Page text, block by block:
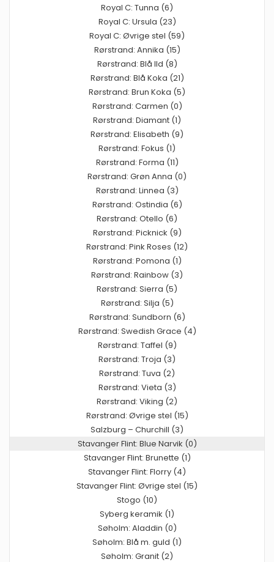
Royal C: Tunna (6)
Royal C: Ursula (23)
Royal C: Øvrige stel (59)
Rørstrand: Annika (15)
Rørstrand: Blå Ild (8)
Rørstrand: Blå Koka (21)
Rørstrand: Brun Koka (5)
Rørstrand: Carmen (0)
Rørstrand: Diamant (1)
Rørstrand: Elisabeth (9)
Rørstrand: Fokus (1)
Rørstrand: Forma (11)
Rørstrand: Grøn Anna (0)
Rørstrand: Linnea (3)
Rørstrand: Ostindia (6)
Rørstrand: Otello (6)
Rørstrand: Picknick (9)
Rørstrand: Pink Roses (12)
Rørstrand: Pomona (1)
Rørstrand: Rainbow (3)
Rørstrand: Sierra (5)
Rørstrand: Silja (5)
Rørstrand: Sundborn (6)
Rørstrand: Swedish Grace (4)
Rørstrand: Taffel (9)
Rørstrand: Troja (3)
Rørstrand: Tuva (2)
Rørstrand: Vieta (3)
Rørstrand: Viking (2)
Rørstrand: Øvrige stel (15)
Salzburg – Churchill (3)
Stavanger Flint: Blue Narvik (0)
Stavanger Flint: Brunette (1)
Stavanger Flint: Florry (4)
Stavanger Flint: Øvrige stel (15)
Stogo (10)
Syberg keramik (1)
Søholm: Aladdin (0)
Søholm: Blå m. guld (1)
Søholm: Granit (2)